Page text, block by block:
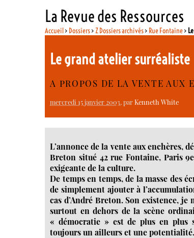
La Revue des Ressources
Accueil> Dossiers> Z Dossiers archivés> Rue Fontaine>
Le grand atelier surréaliste
A PROPOS DE LA VENTE AUX
mercredi 15 janvier 2003, parKenneth White
L’annonce de la vente aux enchères,
Breton situé 42 rue Fontaine, Paris
exigeante de la culture.
De temps en temps, de la masse des
de simplement ajouter à
cas d’André Breton. Son existence,
surtout en dehors de la scène
« démocratie » est de plus en plus
toujours un ailleurs et une potentialité.